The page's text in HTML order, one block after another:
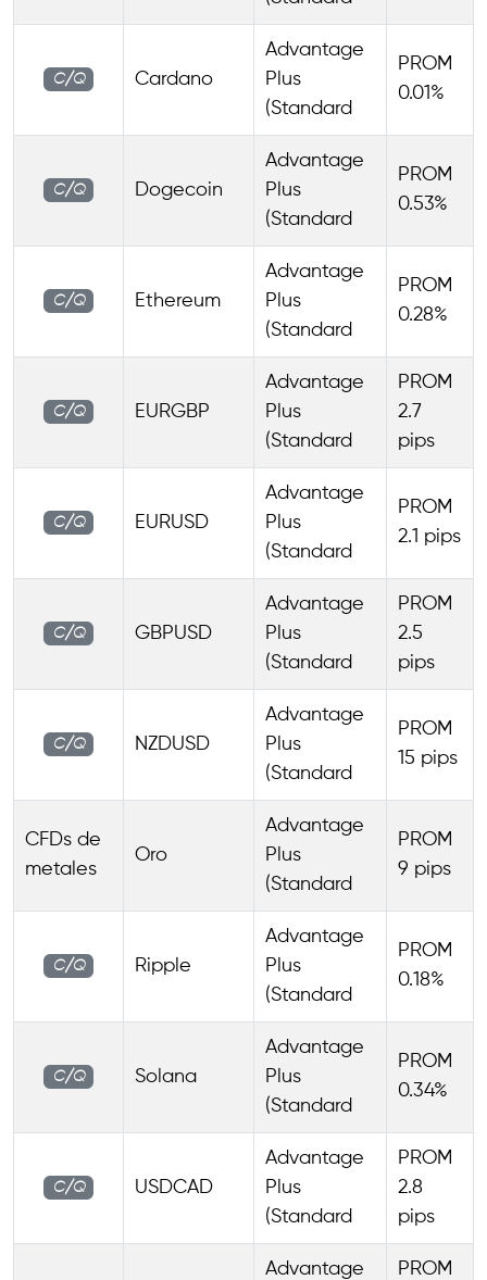
C/Q Cardano
Advantage
Plus
(Standard
PROM
0.01%
C/Q Dogecoin
Advantage
Plus
(Standard
PROM
0.53%
C/Q Ethereum
Advantage
Plus
(Standard
PROM
0.28%
C/Q EURGBP
Advantage
Plus
(Standard
PROM
2.7
pips
C/Q EURUSD
Advantage
Plus
(Standard
PROM
2.1 pips
C/Q GBPUSD
Advantage
Plus
(Standard
PROM
2.5
pips
C/Q NZDUSD
Advantage
Plus
(Standard
PROM
15 pips
CFDs de
metales
Oro
Advantage
Plus
(Standard
PROM
9 pips
C/Q Ripple
Advantage
Plus
(Standard
PROM
0.18%
C/Q Solana
Advantage
Plus
(Standard
PROM
0.34%
C/Q USDCAD
Advantage
Plus
(Standard
PROM
2.8
pips
Advantage
PROM